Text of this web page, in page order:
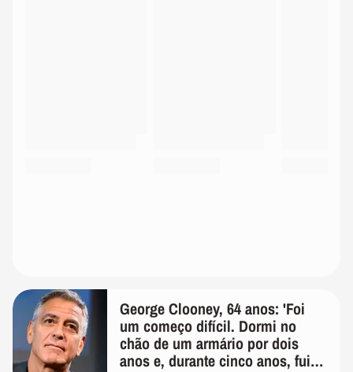
George Clooney, 64 anos: 'Foi
um começo difícil. Dormi no
chão de um armário por dois
anos e, durante cinco anos, fui